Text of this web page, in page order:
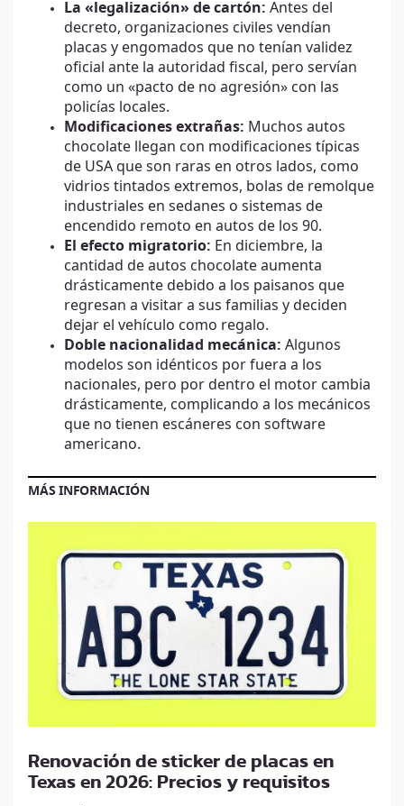
La «legalización» de cartón: Antes del
decreto, organizaciones civiles vendían
placas y engomados que no tenían validez
oficial ante la autoridad fiscal, pero servían
como un «pacto de no agresión» con las
policías locales.
Modificaciones extrañas: Muchos autos
chocolate llegan con modificaciones típicas
de USA que son raras en otros lados, como
vidrios tintados extremos, bolas de remolque
industriales en sedanes o sistemas de
encendido remoto en autos de los 90.
El efecto migratorio: En diciembre, la
cantidad de autos chocolate aumenta
drásticamente debido a los paisanos que
regresan a visitar a sus familias y deciden
dejar el vehículo como regalo.
Doble nacionalidad mecánica: Algunos
modelos son idénticos por fuera a los
nacionales, pero por dentro el motor cambia
drásticamente, complicando a los mecánicos
que no tienen escáneres con software
americano.
MÁS INFORMACIÓN
Renovación de sticker de placas en
Texas en 2026: Precios y requisitos